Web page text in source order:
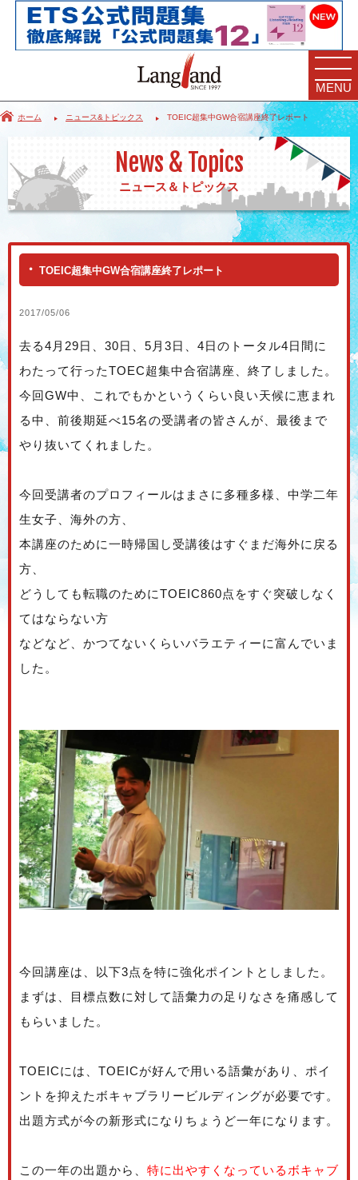
MENU
ホーム ニュース&トピックス TOEIC超集中GW合宿講座終了レポート
News & Topics
ニュース＆トピックス
TOEIC超集中GW合宿講座終了レポート
2017/05/06
去る4月29日、30日、5月3日、4日のトータル4日間に
わたって行ったTOEC超集中合宿講座、終了しました。
今回GW中、これでもかというくらい良い天候に恵まれ
る中、前後期延べ15名の受講者の皆さんが、最後まで
やり抜いてくれました。
今回受講者のプロフィールはまさに多種多様、中学二年
生女子、海外の方、
本講座のために一時帰国し受講後はすぐまだ海外に戻る
方、
どうしても転職のためにTOEIC860点をすぐ突破しなく
てはならない方
などなど、かつてないくらいバラエティーに富んでいま
した。
今回講座は、以下3点を特に強化ポイントとしました。
まずは、目標点数に対して語彙力の足りなさを痛感して
もらいました。
TOEICには、TOEICが好んで用いる語彙があり、ポイ
ントを抑えたボキャブラリービルディングが必要です。
出題方式が今の新形式になりちょうど一年になります。
この一年の出題から、 特に出やすくなっているボキャブ